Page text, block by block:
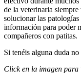
de la veterinaria
solucionar las
información para poder
compañeros con patitas.
Si tenéis alguna duda
Click en la imagen